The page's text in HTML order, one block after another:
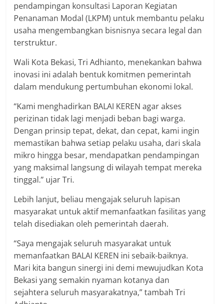
pendampingan konsultasi Laporan Kegiatan
Penanaman Modal (LKPM) untuk membantu pelaku
usaha mengembangkan bisnisnya secara legal dan
terstruktur.
Wali Kota Bekasi, Tri Adhianto, menekankan bahwa
inovasi ini adalah bentuk komitmen pemerintah
dalam mendukung pertumbuhan ekonomi lokal.
“Kami menghadirkan BALAI KEREN agar akses
perizinan tidak lagi menjadi beban bagi warga.
Dengan prinsip tepat, dekat, dan cepat, kami ingin
memastikan bahwa setiap pelaku usaha, dari skala
mikro hingga besar, mendapatkan pendampingan
yang maksimal langsung di wilayah tempat mereka
tinggal.” ujar Tri.
Lebih lanjut, beliau mengajak seluruh lapisan
masyarakat untuk aktif memanfaatkan fasilitas yang
telah disediakan oleh pemerintah daerah.
“Saya mengajak seluruh masyarakat untuk
memanfaatkan BALAI KEREN ini sebaik-baiknya.
Mari kita bangun sinergi ini demi mewujudkan Kota
Bekasi yang semakin nyaman kotanya dan
sejahtera seluruh masyarakatnya,” tambah Tri